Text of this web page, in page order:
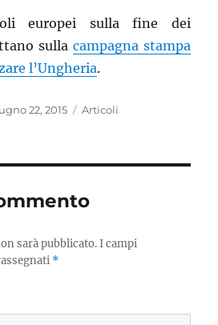
europei sulla fine dei
sulla campagna stampa
l’Ungheria.
22, 2015 Categorie
Articoli
sarà pubblicato.I campi
*